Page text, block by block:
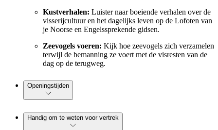
Kustverhalen: Luister naar boeiende verhalen over de
visserijcultuur en het dagelijks leven op de Lofoten van
je Noorse en Engelssprekende gidsen.
Zeevogels voeren: Kijk hoe zeevogels zich verzamelen
terwijl de bemanning ze voert met de visresten van de
dag op de terugweg.
Openingstijden
Handig om te weten voor vertrek